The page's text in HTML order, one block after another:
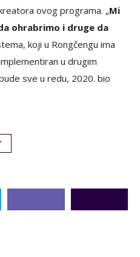
ovog programa. „Mi
ohrabrimo i druge da
koji u Rongčengu ima
u drugim
sve u redu, 2020. bio